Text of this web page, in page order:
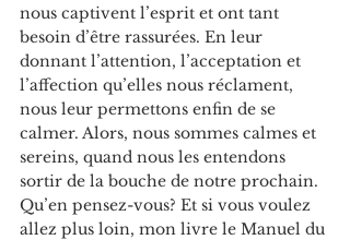
nous captivent l’esprit et ont tant
besoin d’être rassurées. En leur
donnant l’attention, l’acceptation et
l’affection qu’elles nous réclament,
nous leur permettons enfin de se
calmer. Alors, nous sommes calmes et
sereins, quand nous les entendons
sortir de la bouche de notre prochain.
Qu’en pensez-vous? Et si vous voulez
allez plus loin, mon livre le Manuel du